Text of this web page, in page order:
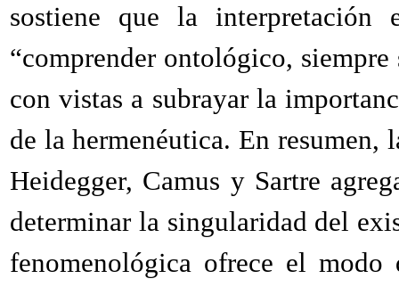
sostiene que la
“comprender ontológico,
con vistas a subrayar la
de la hermenéutica. En
Heidegger, Camus y Sartre
determinar la singularidad del
fenomenológica ofrece el